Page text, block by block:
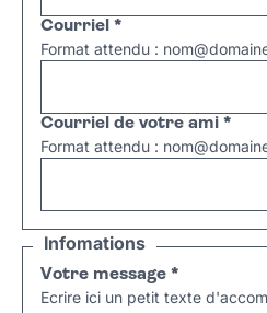
Courriel *
Format attendu :
Courriel de votre ami *
Format attendu :
Infomations
Votre message *
Ecrire ici un petit texte